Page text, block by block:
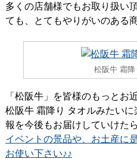
多くの店舗様でもお取り扱い
ても、とてもやりがいのある
松阪牛 霜降
「松阪牛」を皆様のもっとお
松阪牛 霜降り タオルみたい
報を今後もお届けしていけた
イベントの景品や、お土産に
お使い下さい♪♪